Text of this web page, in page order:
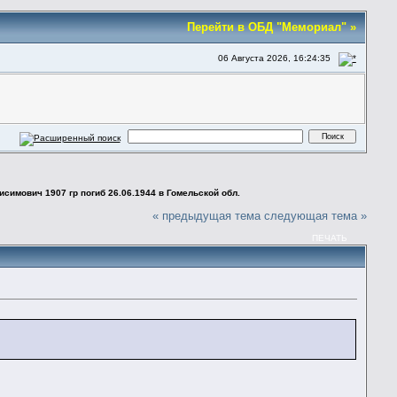
Перейти в ОБД "Мемориал" »
06 Августа 2026, 16:24:35
1907 гр погиб 26.06.1944 в Гомельской обл.
« предыдущая тема следующая тема »
ПЕЧАТЬ